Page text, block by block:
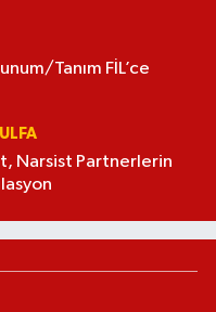
Tanım FİL’ce
Narsist Partnerlerin